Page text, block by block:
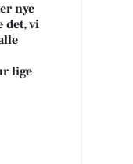
nye
det, vi
lige